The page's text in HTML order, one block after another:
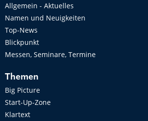
Allgemein - Aktuelles
Namen und Neuigkeiten
Top-News
Blickpunkt
Messen, Seminare, Termine
Themen
Big Picture
Start-Up-Zone
Klartext